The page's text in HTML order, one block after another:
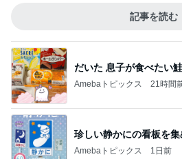
記事を読む
だいた 息子が食べたい
Amebaトピックス 21時間
珍しい静かにの看板を
Amebaトピックス 1日前